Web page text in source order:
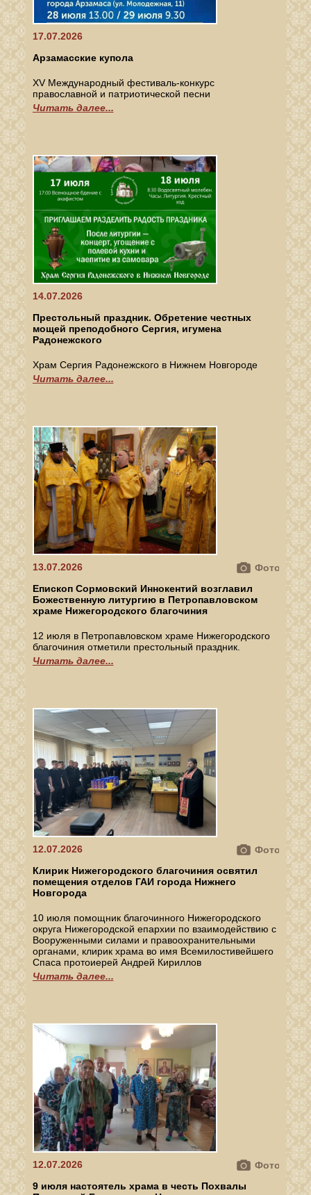
17.07.2026
Арзамасские купола
XV Международный фестиваль-конкурс
православной и патриотической песни
Читать далее...
14.07.2026
Престольный праздник. Обретение честных
мощей преподобного Сергия, игумена
Радонежского
Храм Сергия Радонежского в Нижнем Новгороде
Читать далее...
13.07.2026
Фото
Епископ Сормовский Иннокентий возглавил
Божественную литургию в Петропавловском
храме Нижегородского благочиния
12 июля в Петропавловском храме Нижегородского
благочиния отметили престольный праздник.
Читать далее...
12.07.2026
Фото
Клирик Нижегородского благочиния освятил
помещения отделов ГАИ города Нижнего
Новгорода
10 июля помощник благочинного Нижегородского
округа Нижегородской епархии по взаимодействию с
Вооруженными силами и правоохранительными
органами, клирик храма во имя Всемилостивейшего
Спаса протоиерей Андрей Кириллов
Читать далее...
12.07.2026
Фото
9 июля настоятель храма в честь Похвалы